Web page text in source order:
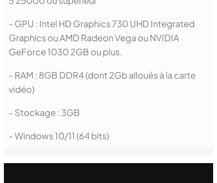
- GPU : Intel HD Graphics 730 UHD Integrated
Graphics ou AMD Radeon Vega ou NVIDIA
GeForce 1030 2GB ou plus.
- RAM : 8GB DDR4 (dont 2Gb alloués à la carte
vidéo)
- Stockage : 3GB
- Windows 10/11 (64 bits)